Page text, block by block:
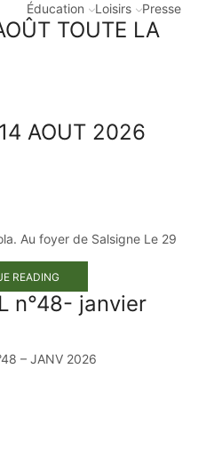
Éducation Loisirs Presse
TOUTE LA
AOUT 2026
Au foyer de Salsigne Le 29
READING
n°48- janvier
– JANV 2026